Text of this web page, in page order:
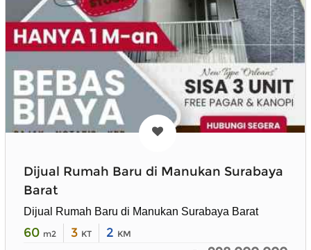
Dijual Rumah Baru di Manukan Surabaya
Barat
Dijual Rumah Baru di Manukan Surabaya Barat
60 m2 3 KT 2 KM